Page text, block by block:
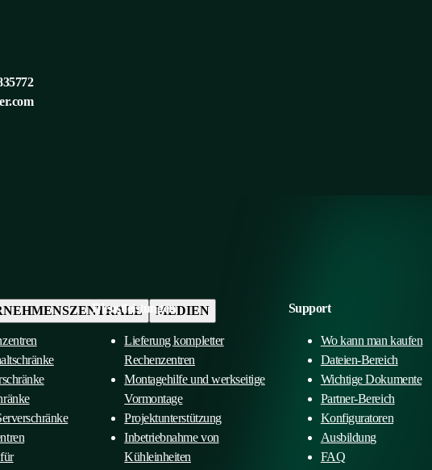
MEDIEN
Dienstleistungen
Lieferung kompletter
Rechenzentren
Montagehilfe und werkseitige
Vormontage
Projektunterstützung
Inbetriebnahme von
Kühleinheiten
Support
Wo kann man kaufen
Dateien-Bereich
Wichtige Dokumente
Partner-Bereich
Konfiguratoren
Ausbildung
FAQ